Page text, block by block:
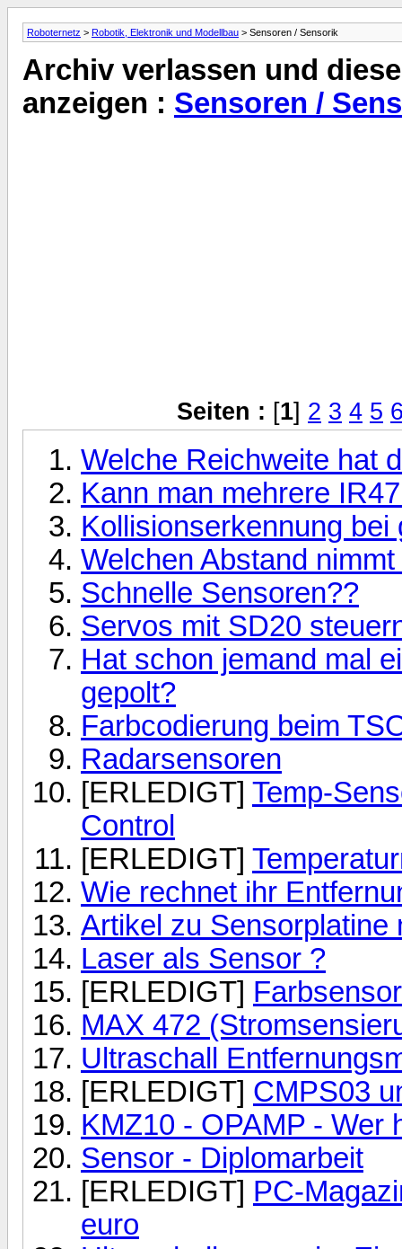
Roboternetz > Robotik, Elektronik und Modellbau > Sensoren / Sensorik
Archiv verlassen und
anzeigen : Sensoren /
Seiten : [1] 2 3 4 5
Welche Reichweite hat
Kann man mehrere
Kollisionserkennung
Welchen Abstand
Schnelle Sensoren??
Servos mit SD20
Hat schon jemand mal
gepolt?
Farbcodierung beim
Radarsensoren
[ERLEDIGT] Temp-
Control
[ERLEDIGT]
Wie rechnet ihr
Artikel zu Sensorplatine
Laser als Sensor ?
[ERLEDIGT]
MAX 472
Ultraschall
[ERLEDIGT] CMPS03
KMZ10 - OPAMP - Wer
Sensor - Diplomarbeit
[ERLEDIGT] PC-
euro